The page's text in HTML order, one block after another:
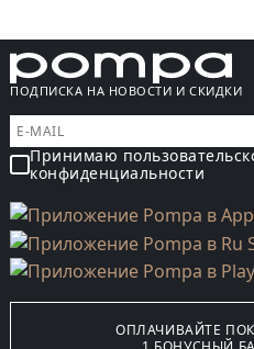
ПОДПИСКА НА НОВОСТИ И СКИДКИ
Принимаю
конфиденциальности
ОПЛАЧИВАЙТЕ